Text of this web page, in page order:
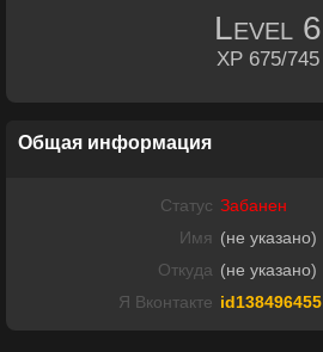
Level 6
XP 675/745
Общая информация
Статус Забанен
Имя (не указано)
Откуда (не указано)
Я Вконтакте id138496455